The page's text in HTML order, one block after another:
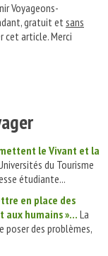
Voyageons-
gratuit etsans
cet article. Merci
le Vivant et la
du Tourisme
étudiante...
en place des
aux humains »… La
des problèmes,